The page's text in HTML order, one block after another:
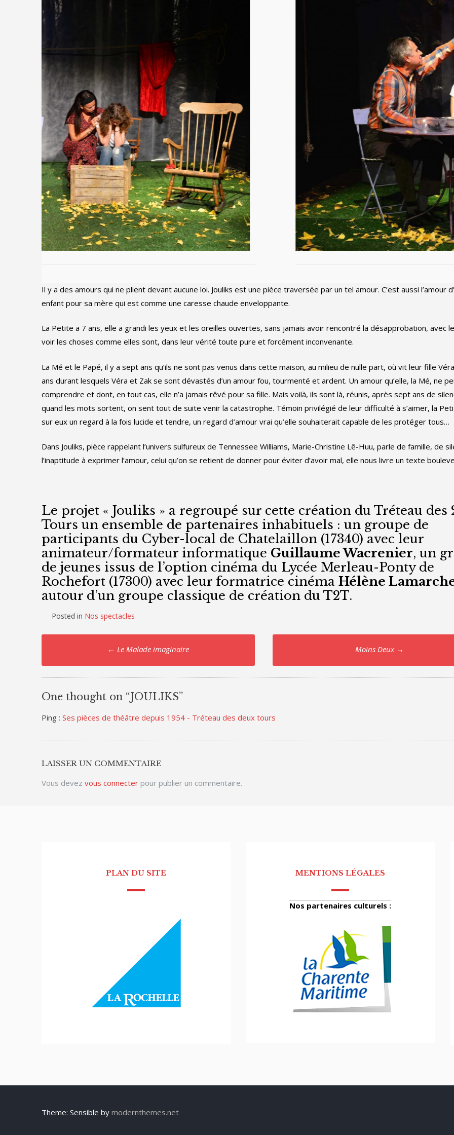
Il y a des amours qui ne plient devant aucune loi. Jouliks est une pièce traversée par un tel amour. C’est aussi l’amour
enfant pour sa mère qui est comme une caresse chaude enveloppante.
La Petite a 7 ans, elle a grandi les yeux et les oreilles ouvertes, sans jamais avoir rencontré la désapprobation, avec
voir les choses comme elles sont, dans leur vérité toute pure et forcément inconvenante.
La Mé et le Papé, il y a sept ans qu’ils ne sont pas venus dans cette maison, au milieu de nulle part, où vit leur fille
ans durant lesquels Véra et Zak se sont dévastés d’un amour fou, tourmenté et ardent. Un amour qu’elle, la Mé, ne
comprendre et dont, en tout cas, elle n’a jamais rêvé pour sa fille. Mais voilà, ils sont là, réunis, après sept ans de
quand les mots sortent, on sent tout de suite venir la catastrophe. Témoin privilégié de leur difficulté à s’aimer, la
sur eux un regard à la fois lucide et tendre, un regard d’amour vrai qu’elle souhaiterait capable de les protéger tous…
Dans Jouliks, pièce rappelant l’univers sulfureux de Tennessee Williams, Marie-Christine Lê-Huu, parle de famille, de
l’inaptitude à exprimer l’amour, celui qu’on se retient de donner pour éviter d’avoir mal, elle nous livre un texte
Le projet « Jouliks » a regroupé sur cette création du Tréteau des
Tours un ensemble de partenaires inhabituels : un groupe de
participants du Cyber-local de Chatelaillon (17340) avec leur
animateur/formateur informatique Guillaume Wacrenier, un
de jeunes issus de l’option cinéma du Lycée Merleau-Ponty de
Rochefort (17300) avec leur formatrice cinéma Hélène
autour d’un groupe classique de création du T2T.
Posted in Nos spectacles
navigation
← Le Malade imaginaire Moins Deux →
One thought on “JOULIKS”
Ping : Ses pièces de théâtre depuis 1954 - Tréteau des deux tours
LAISSER UN COMMENTAIRE
Vous devez vous connecter pour publier un commentaire.
PLAN DU SITE MENTIONS LÉGALES
Nos partenaires culturels :
Theme: Sensible by modernthemes.net